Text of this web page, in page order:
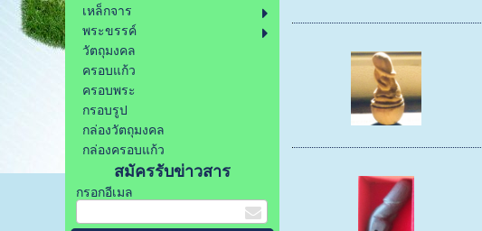
เหล็กจาร
พระขรรค์
วัตถุมงคล
ครอบแก้ว
ครอบพระ
กรอบรูป
กล่องวัตถุมงคล
กล่องครอบแก้ว
สมัครรับข่าวสาร
กรอกอีเมล